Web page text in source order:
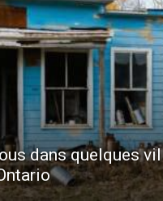
dans quelques